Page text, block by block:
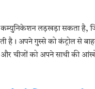
लड़खड़ा सकता है,
है। अपने गुस्से को कंट्रोल से
और चीजों को अपने साथी की